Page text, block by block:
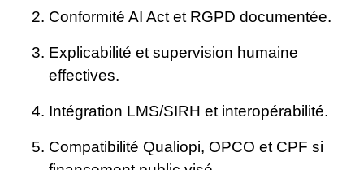
Conformité AI Act et RGPD documentée.
Explicabilité et supervision humaine
effectives.
Intégration LMS/SIRH et interopérabilité.
Compatibilité Qualiopi, OPCO et CPF si